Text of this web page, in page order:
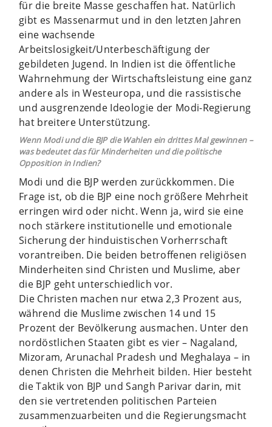
für die breite Masse geschaffen hat. Natürlich
gibt es Massenarmut und in den letzten Jahren
eine wachsende
Arbeitslosigkeit/Unterbeschäftigung der
gebildeten Jugend. In Indien ist die öffentliche
Wahrnehmung der Wirtschaftsleistung eine ganz
andere als in Westeuropa, und die rassistische
und ausgrenzende Ideologie der Modi-Regierung
hat breitere Unterstützung.
Wenn Modi und die BJP die Wahlen ein drittes Mal gewinnen –
was bedeutet das für Minderheiten und die politische
Opposition in Indien?
Modi und die BJP werden zurückkommen. Die
Frage ist, ob die BJP eine noch größere Mehrheit
erringen wird oder nicht. Wenn ja, wird sie eine
noch stärkere institutionelle und emotionale
Sicherung der hinduistischen Vorherrschaft
vorantreiben. Die beiden betroffenen religiösen
Minderheiten sind Christen und Muslime, aber
die BJP geht unterschiedlich vor.
Die Christen machen nur etwa 2,3 Prozent aus,
während die Muslime zwischen 14 und 15
Prozent der Bevölkerung ausmachen. Unter den
nordöstlichen Staaten gibt es vier – Nagaland,
Mizoram, Arunachal Pradesh und Meghalaya – in
denen Christen die Mehrheit bilden. Hier besteht
die Taktik von BJP und Sangh Parivar darin, mit
den sie vertretenden politischen Parteien
zusammenzuarbeiten und die Regierungsmacht